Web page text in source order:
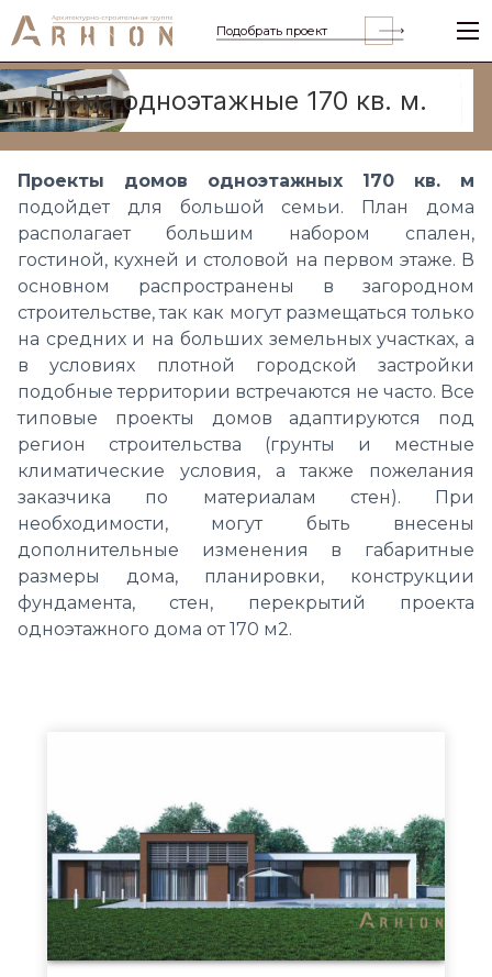
Подобрать проект
Дома одноэтажные 170 кв. м.
Проекты домов одноэтажных 170 кв. м
подойдет для большой семьи. План дома
располагает большим набором спален,
гостиной, кухней и столовой на первом этаже. В
основном распространены в загородном
строительстве, так как могут размещаться только
на средних и на больших земельных участках, а
в условиях плотной городской застройки
подобные территории встречаются не часто. Все
типовые проекты домов адаптируются под
регион строительства (грунты и местные
климатические условия, а также пожелания
заказчика по материалам стен). При
необходимости, могут быть внесены
дополнительные изменения в габаритные
размеры дома, планировки, конструкции
фундамента, стен, перекрытий проекта
одноэтажного дома от 170 м2.